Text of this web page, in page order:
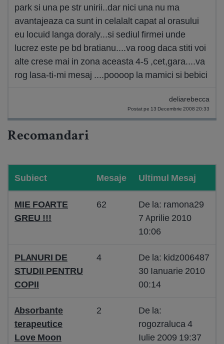
park si una pe str unirii..dar nici una nu ma
avantajeaza ca sunt in celalalt capat al orasului
eu locuid langa doraly...si sediul firmei unde
lucrez este pe bd bratianu....va roog daca stiti voi
alte crese mai in zona aceasta 4-5 ,cet,gara....va
rog lasa-ti-mi mesaj ....poooop la mamici si bebici
deliarebecca
Postat pe 13 Decembrie 2008 20:33
Recomandari
Subiect Mesaje Ultimul Mesaj
MIE FOARTE
GREU !!!
62
De la: ramona29
7 Aprilie 2010
10:06
PLANURI DE
STUDII PENTRU
COPII
4
De la: kidz006487
30 Ianuarie 2010
00:14
Absorbante
terapeutice
Love Moon
2
De la:
rogozraluca 4
Iulie 2009 19:37